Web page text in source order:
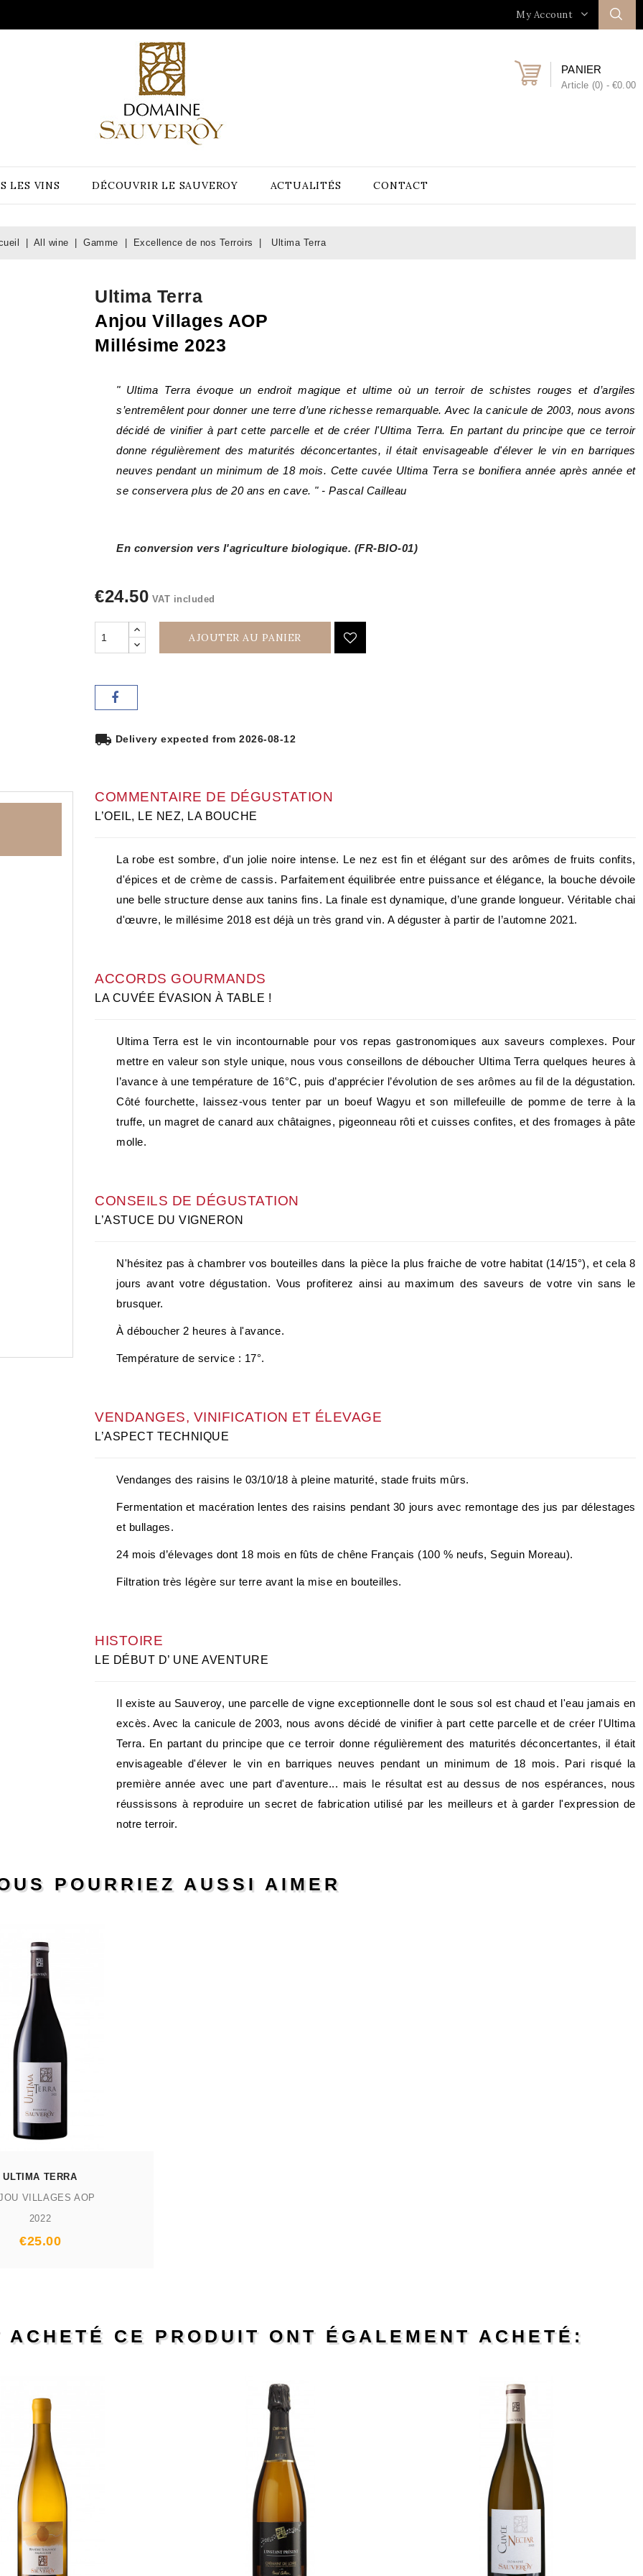
My Account
PANIER
Article (0) - €0.00
LES VINS DÉCOUVRIR LE SAUVEROY ACTUALITÉS CONTACT
All wine Gamme Excellence de nos Terroirs Ultima Terra
Ultima Terra
Anjou Villages AOP
Millésime 2023
" Ultima Terra évoque un endroit magique et ultime où un terroir de schistes rouges et d’argiles
s’entremêlent pour donner une terre d’une richesse remarquable. Avec la canicule de 2003, nous avons
décidé de vinifier à part cette parcelle et de créer l'Ultima Terra. En partant du principe que ce terroir
donne régulièrement des maturités déconcertantes, il était envisageable d'élever le vin en barriques
neuves pendant un minimum de 18 mois. Cette cuvée Ultima Terra se bonifiera année après année et
se conservera plus de 20 ans en cave. " - Pascal Cailleau
En conversion vers l'agriculture biologique. (FR-BIO-01)
€24.50 VAT included
AJOUTER AU PANIER
local_shipping Delivery expected from 2026-08-12
COMMENTAIRE DE DÉGUSTATION
L’OEIL, LE NEZ, LA BOUCHE
La robe est sombre, d'un jolie noire intense. Le nez est fin et élégant sur des arômes de fruits confits,
d'épices et de crème de cassis. Parfaitement équilibrée entre puissance et élégance, la bouche dévoile
une belle structure dense aux tanins fins. La finale est dynamique, d’une grande longueur. Véritable chai
d'œuvre, le millésime 2018 est déjà un très grand vin. A déguster à partir de l’automne 2021.
ACCORDS GOURMANDS
LA CUVÉE ÉVASION À TABLE !
Ultima Terra est le vin incontournable pour vos repas gastronomiques aux saveurs complexes. Pour
mettre en valeur son style unique, nous vous conseillons de déboucher Ultima Terra quelques heures à
l’avance à une température de 16°C, puis d’apprécier l’évolution de ses arômes au fil de la dégustation.
Côté fourchette, laissez-vous tenter par un boeuf Wagyu et son millefeuille de pomme de terre à la
truffe, un magret de canard aux châtaignes, pigeonneau rôti et cuisses confites, et des fromages à pâte
molle.
CONSEILS DE DÉGUSTATION
L’ASTUCE DU VIGNERON
N'hésitez pas à chambrer vos bouteilles dans la pièce la plus fraiche de votre habitat (14/15°), et cela 8
jours avant votre dégustation. Vous profiterez ainsi au maximum des saveurs de votre vin sans le
brusquer.
À déboucher 2 heures à l'avance.
Température de service : 17°.
VENDANGES, VINIFICATION ET ÉLEVAGE
L’ASPECT TECHNIQUE
Vendanges des raisins le 03/10/18 à pleine maturité, stade fruits mûrs.
Fermentation et macération lentes des raisins pendant 30 jours avec remontage des jus par délestages
et bullages.
24 mois d’élevages dont 18 mois en fûts de chêne Français (100 % neufs, Seguin Moreau).
Filtration très légère sur terre avant la mise en bouteilles.
HISTOIRE
LE DÉBUT D’ UNE AVENTURE
Il existe au Sauveroy, une parcelle de vigne exceptionnelle dont le sous sol est chaud et l'eau jamais en
excès. Avec la canicule de 2003, nous avons décidé de vinifier à part cette parcelle et de créer l'Ultima
Terra. En partant du principe que ce terroir donne régulièrement des maturités déconcertantes, il était
envisageable d'élever le vin en barriques neuves pendant un minimum de 18 mois. Pari risqué la
première année avec une part d'aventure... mais le résultat est au dessus de nos espérances, nous
réussissons à reproduire un secret de fabrication utilisé par les meilleurs et à garder l'expression de
notre terroir.
POURRIEZ AUSSI AIMER
ULTIMA TERRA
VILLAGES AOP
2022
€25.00
CE PRODUIT ONT ÉGALEMENT ACHETÉ: